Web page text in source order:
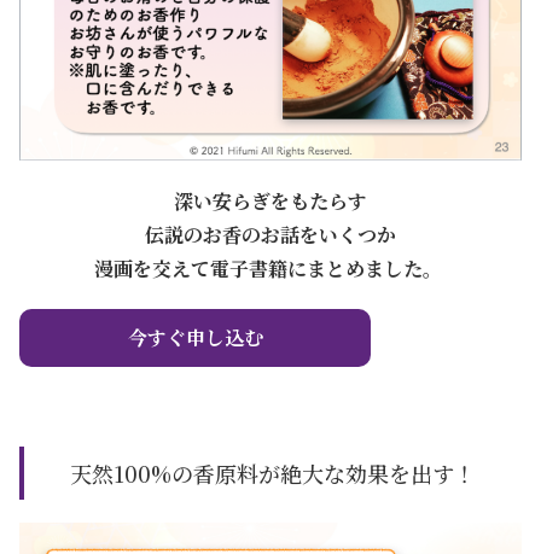
深い安らぎをもたらす
伝説のお香のお話をいくつか
漫画を交えて電子書籍にまとめました。
今すぐ申し込む
天然100%の香原料が絶大な効果を出す！